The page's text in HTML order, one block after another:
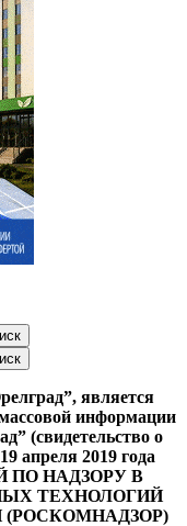
является
информации
(свидетельство о
апреля 2019 года
ПО НАДЗОРУ В
ТЕХНОЛОГИЙ